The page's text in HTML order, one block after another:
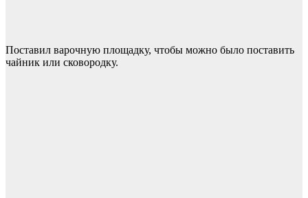
Поставил варочную площадку, чтобы можно было поставить
чайник или сковородку.